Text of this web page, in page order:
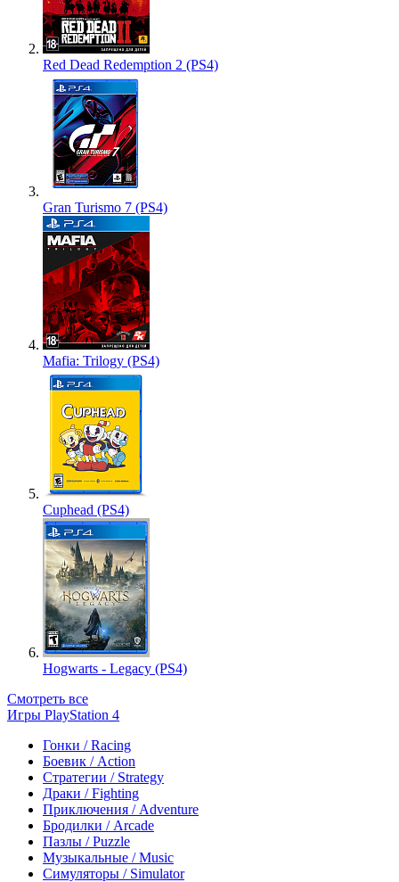
Red Dead Redemption 2 (PS4)
Gran Turismo 7 (PS4)
Mafia: Trilogy (PS4)
Cuphead (PS4)
Hogwarts - Legacy (PS4)
Смотреть все
Игры PlayStation 4
Гонки / Racing
Боевик / Action
Стратегии / Strategy
Драки / Fighting
Приключения / Adventure
Бродилки / Arcade
Пазлы / Puzzle
Музыкальные / Music
Симуляторы / Simulator